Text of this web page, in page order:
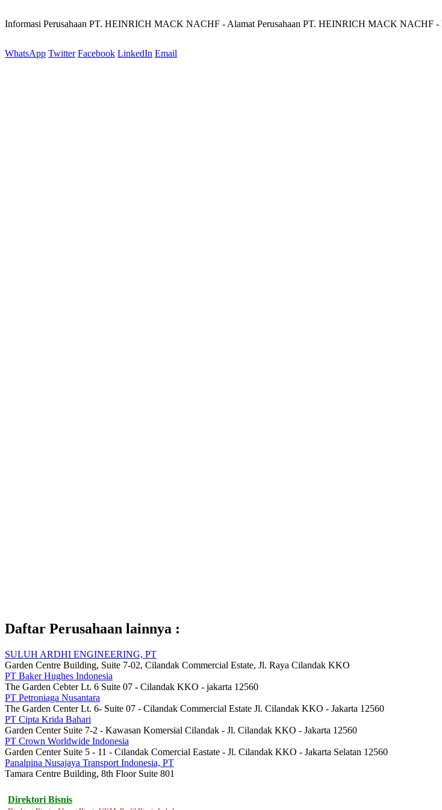
Informasi Perusahaan PT. HEINRICH MACK NACHF - Alamat Perusahaan PT. HEINRICH MACK NACHF
WhatsApp Twitter Facebook LinkedIn Email
Daftar Perusahaan lainnya :
SULUH ARDHI ENGINEERING, PT
Garden Centre Building, Suite 7-02, Cilandak Commercial Estate, Jl. Raya Cilandak KKO
PT Baker Hughes Indonesia
The Garden Cebter Lt. 6 Suite 07 - Cilandak KKO - jakarta 12560
PT Petroniaga Nusantara
The Garden Center Lt. 6- Suite 07 - Cilandak Commercial Estate Jl. Cilandak KKO - Jakarta 12560
PT Cipta Krida Bahari
Garden Center Suite 7-2 - Kawasan Komersial Cilandak - Jl. Cilandak KKO - Jakarta 12560
PT Crown Worldwide Indonesia
Garden Center Suite 5 - 11 - Cilandak Comercial Eastate - Jl. Cilandak KKO - Jakarta Selatan 12560
Panalpina Nusajaya Transport Indonesia, PT
Tamara Centre Building, 8th Floor Suite 801
Direktori Bisnis